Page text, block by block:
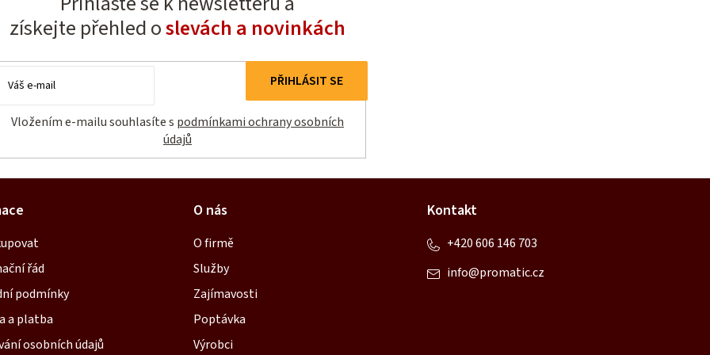
získejte přehled oslevách a novinkách
mail
Vložením e-mailu souhlasíte s podmínkami ochrany osobních
údajů
PŘIHLÁSIT SE
řád
podmínky
a platba
osobních údajů
O nás
O firmě
Služby
Zajímavosti
Poptávka
Výrobci
Kontakt
info@promatic.cz
+420 606 146 703